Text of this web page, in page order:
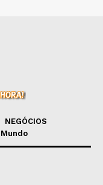
NEGÓCIOS
Mundo